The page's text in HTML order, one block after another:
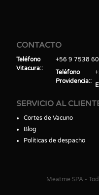
CONTACTO
Teléfono
Vitacura:
+56 9 7538
Teléfono
Providencia:
SERVICIO AL
Cortes de Vacuno
Blog
Políticas de despacho
Meatme SPA -